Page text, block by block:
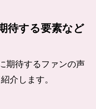
待する要素など
期待するファンの声
介します。